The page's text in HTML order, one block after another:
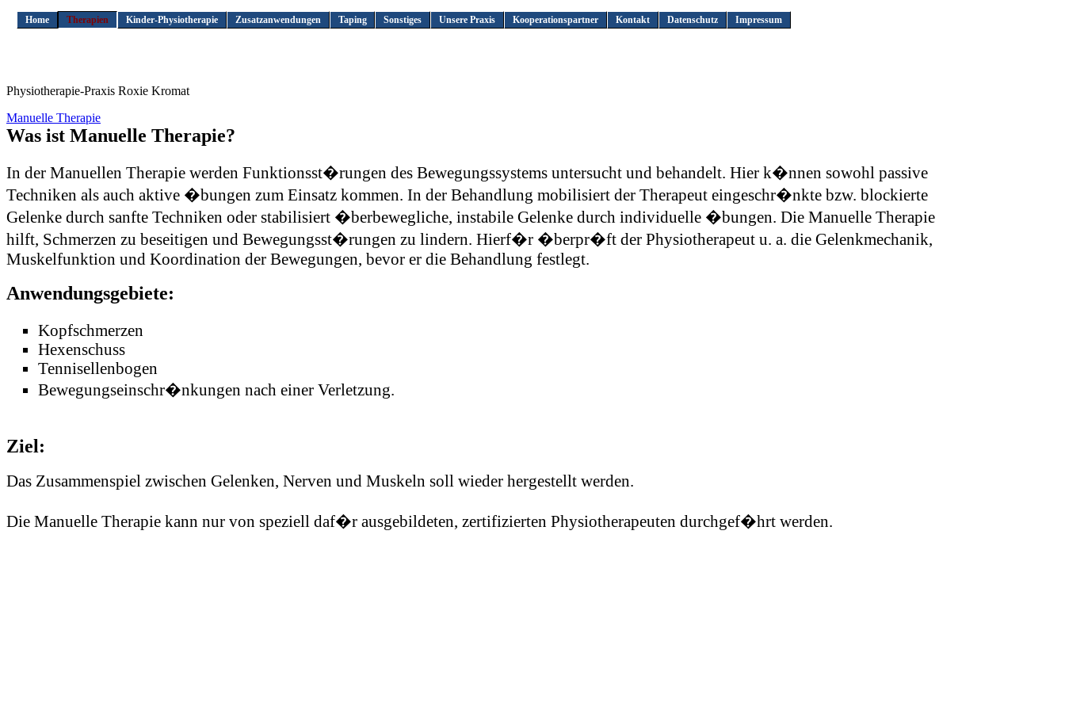
Home Therapien Kinder-Physiotherapie Zusatzanwendungen Taping Sonstiges Unsere Praxis Kooperationspartner Kontakt Datenschutz Impressum
Physiotherapie-Praxis Roxie Kromat
Manuelle Therapie
Was ist Manuelle Therapie?
In der Manuellen Therapie werden Funktionsst�rungen des Bewegungssystems untersucht und behandelt. Hier k�nnen sowohl passive
Techniken als auch aktive �bungen zum Einsatz kommen. In der Behandlung mobilisiert der Therapeut eingeschr�nkte bzw. blockierte
Gelenke durch sanfte Techniken oder stabilisiert �berbewegliche, instabile Gelenke durch individuelle �bungen. Die Manuelle Therapie
hilft, Schmerzen zu beseitigen und Bewegungsst�rungen zu lindern. Hierf�r �berpr�ft der Physiotherapeut u. a. die Gelenkmechanik,
Muskelfunktion und Koordination der Bewegungen, bevor er die Behandlung festlegt.
Anwendungsgebiete:
Kopfschmerzen
Hexenschuss
Tennisellenbogen
Bewegungseinschr�nkungen nach einer Verletzung.
Ziel:
Das Zusammenspiel zwischen Gelenken, Nerven und Muskeln soll wieder hergestellt werden.
Die Manuelle Therapie kann nur von speziell daf�r ausgebildeten, zertifizierten Physiotherapeuten durchgef�hrt werden.